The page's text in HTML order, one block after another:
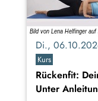
Di.,
Kurs
Rückenfit:
Unter